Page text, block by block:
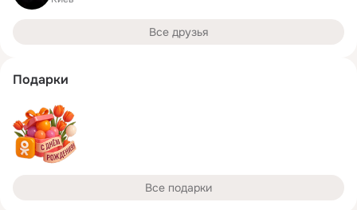
Все друзья
Подарки
Все подарки